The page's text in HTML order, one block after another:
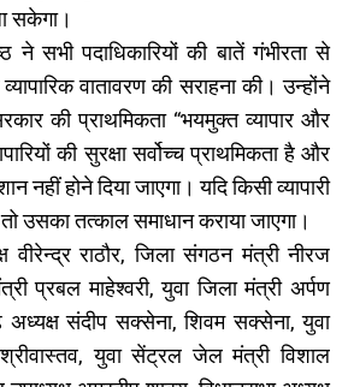
सकेगा।
सभी पदाधिकारियों की बातें गंभीरता से
वातावरण की सराहना की। उन्होंने
की प्राथमिकता “भयमुक्त व्यापार और
की सुरक्षा सर्वोच्च प्राथमिकता है और
नहीं होने दिया जाएगा। यदि किसी व्यापारी
उसका तत्काल समाधान कराया जाएगा।
वीरेन्द्र राठौर, जिला संगठन मंत्री नीरज
प्रबल माहेश्वरी, युवा जिला मंत्री अर्पण
संदीप सक्सेना, शिवम सक्सेना, युवा
श्रीवास्तव, युवा सेंट्रल जेल मंत्री विशाल